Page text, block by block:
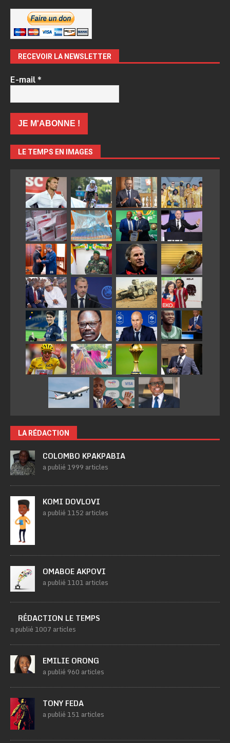
RECEVOIR LA NEWSLETTER
E-mail*
LE TEMPS EN IMAGES
LA RÉDACTION
COLOMBO KPAKPABIA
a publié 1999 articles
KOMI DOVLOVI
a publié 1152 articles
OMABOE AKPOVI
a publié 1101 articles
RÉDACTION LE TEMPS
a publié 1007 articles
EMILIE ORONG
a publié 960 articles
TONY FEDA
a publié 151 articles